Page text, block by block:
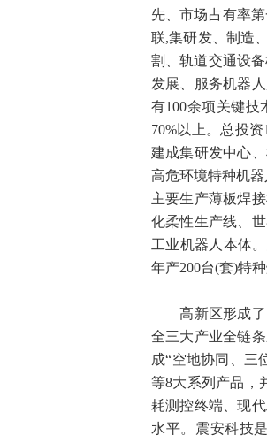
先、市场占有率
联,集研发、制造
割、轨道交通设
发展、服务机器
有100余项关键技
70%以上。总投
建成集研发中心
高危环境特种机
主要生产薄板焊
化柔性生产线、
工业机器人本体
年产200台(套)特
高新区形成了
全三大产业全链
成“空地协同、三
等8大系列产品，
耗测控终端、现
水平。震安科技